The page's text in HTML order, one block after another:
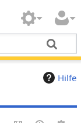
Hilfe